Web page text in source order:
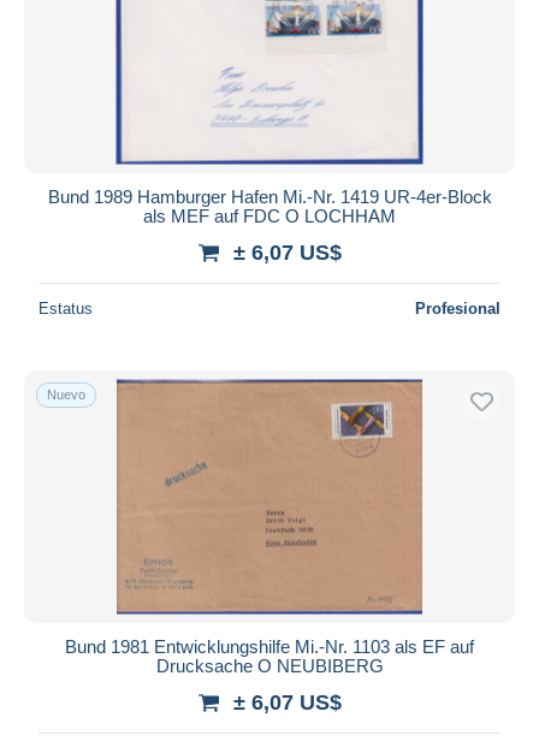
Bund 1989 Hamburger Hafen Mi.-Nr. 1419 UR-4er-Block
als MEF auf FDC O LOCHHAM
± 6,07 US$
Estatus Profesional
Nuevo
Bund 1981 Entwicklungshilfe Mi.-Nr. 1103 als EF auf
Drucksache O NEUBIBERG
± 6,07 US$